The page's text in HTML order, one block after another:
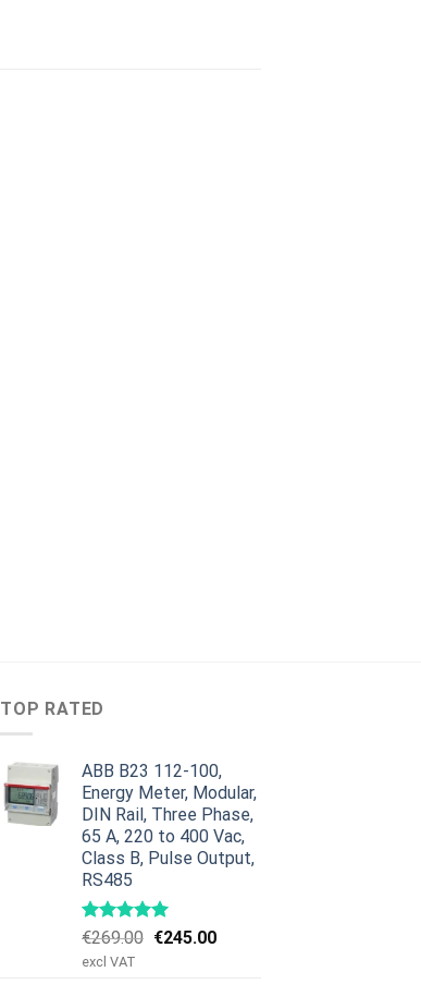
TOP RATED
ABB B23 112-100,
Energy Meter, Modular,
DIN Rail, Three Phase,
65 A, 220 to 400 Vac,
Class B, Pulse Output,
RS485
€269.00 Alkuperäinen
€245.00Nykyinen
excl VAT